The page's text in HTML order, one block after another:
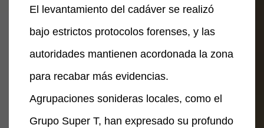
El levantamiento del cadáver se realizó
bajo estrictos protocolos forenses, y las
autoridades mantienen acordonada la zona
para recabar más evidencias.
Agrupaciones sonideras locales, como el
Grupo Super T, han expresado su profundo